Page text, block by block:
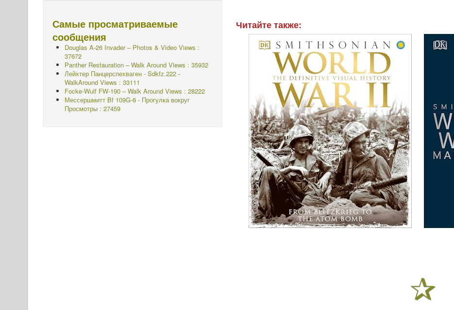
Читайте также:
Самые просматриваемые
сообщения
Douglas A-26 Invader – Photos & Video Views :
37672
Panther Restauration – Walk Around Views : 35932
Лейхтер Панцерспехваген - Sdkfz.222 -
WalkAround Views : 33111
Focke-Wulf FW-190 – Walk Around Views : 28222
Мессершмитт Bf 109G-6 - Прогулка вокруг
Просмотры : 27459